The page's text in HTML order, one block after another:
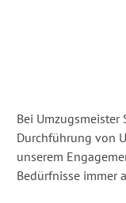
Bei
Durchführung von
unserem
Bedürfnisse immer